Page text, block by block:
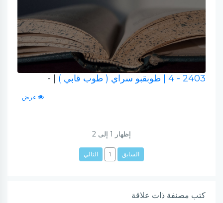
2403 - 4 | طوبقبو سراي ( طوب قابي ) | -
عرض
إظهار 1 إلى 2
السابق 1 التالي
كتب مصنفة ذات علاقة